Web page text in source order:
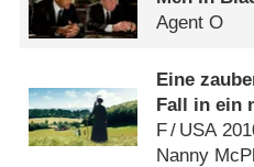
Agent O
Eine
Fall in ein
F/ USA
Nanny